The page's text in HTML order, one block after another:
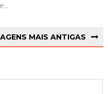
MAIS ANTIGAS